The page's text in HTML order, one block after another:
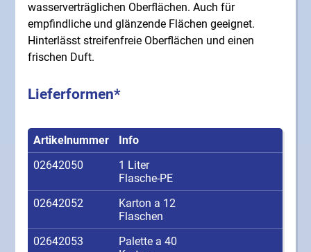
wasserverträglichen Oberflächen. Auch für
empfindliche und glänzende Flächen geeignet.
Hinterlässt streifenfreie Oberflächen und einen
frischen Duft.
Lieferformen*
Artikelnummer
Info
02642050
1 Liter
Flasche-PE
02642052
Karton a 12
Flaschen
02642053
Palette a 40